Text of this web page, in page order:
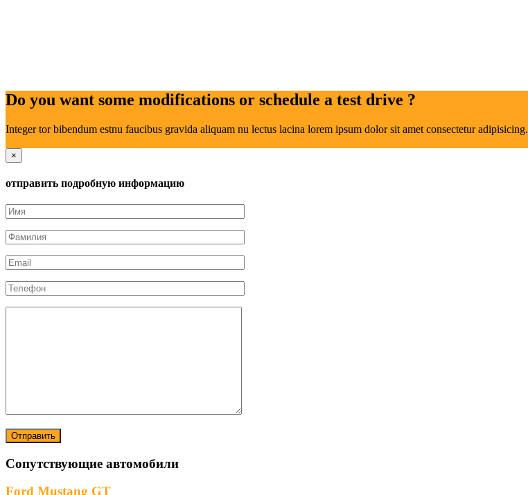
Do you want some modifications or schedule a test drive ?
Integer tor bibendum estnu faucibus gravida aliquam nu lectus lacina lorem ipsum dolor sit amet consectetur adipisicing.
×
отправить подробную информацию
Сопутствующие автомобили
Ford Mustang GT